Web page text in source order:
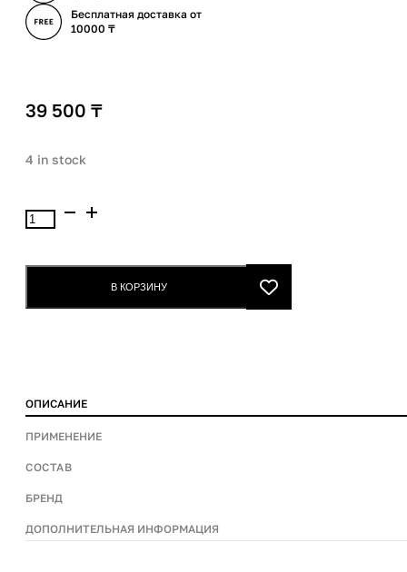
Бесплатная доставка от
10000 ₸
39 500 ₸
4 in stock
Jo
Malone
body&hand
lotion
quantity
В КОРЗИНУ
ОПИСАНИЕ
ПРИМЕНЕНИЕ
СОСТАВ
БРЕНД
ДОПОЛНИТЕЛЬНАЯ ИНФОРМАЦИЯ